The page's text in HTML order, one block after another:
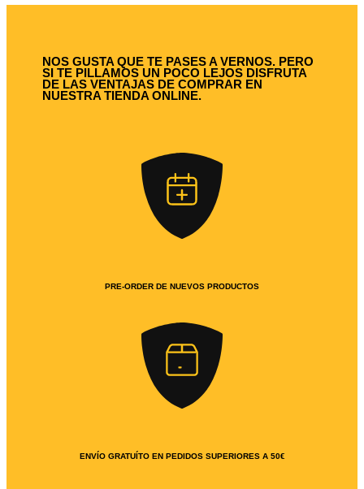
NOS GUSTA QUE TE PASES A VERNOS. PERO
SI TE PILLAMOS UN POCO LEJOS DISFRUTA
DE LAS VENTAJAS DE COMPRAR EN
NUESTRA TIENDA ONLINE.
PRE-ORDER DE NUEVOS PRODUCTOS
ENVÍO GRATUÍTO EN PEDIDOS SUPERIORES A 50€